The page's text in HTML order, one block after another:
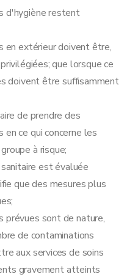
d'hygiène restent
en extérieur doivent être,
que lorsque ce
doivent être suffisamment
de prendre des
ce qui concerne les
à risque;
est évaluée
que des mesures plus
prévues sont de nature,
de contaminations
aux services de soins
gravement atteints